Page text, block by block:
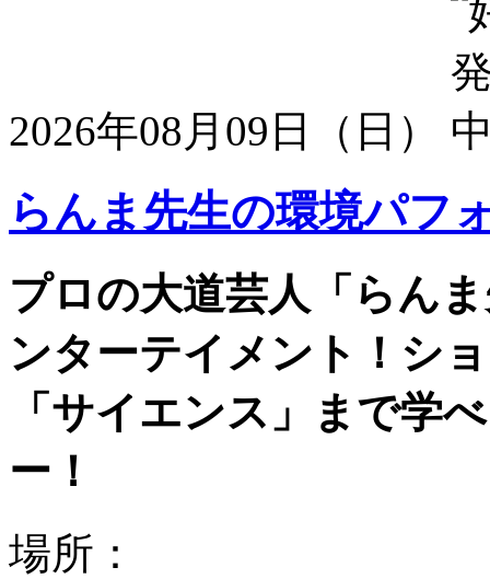
2026年08月09日（日）
らんま先生の環境パフ
プロの大道芸人「らん
ンターテイメント！シ
「サイエンス」まで学
ー！
場所：